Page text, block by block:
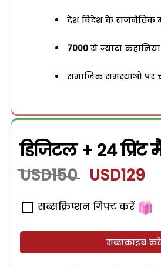
देश विदेश के राजनैतिक
7000 से ज्यादा कहानियां
समाजिक समस्याओं पर
डिजिटल + 24
USD150 USD129
सब्सक्रिप्शन गिफ्ट करें
सब्सक्राइब करें